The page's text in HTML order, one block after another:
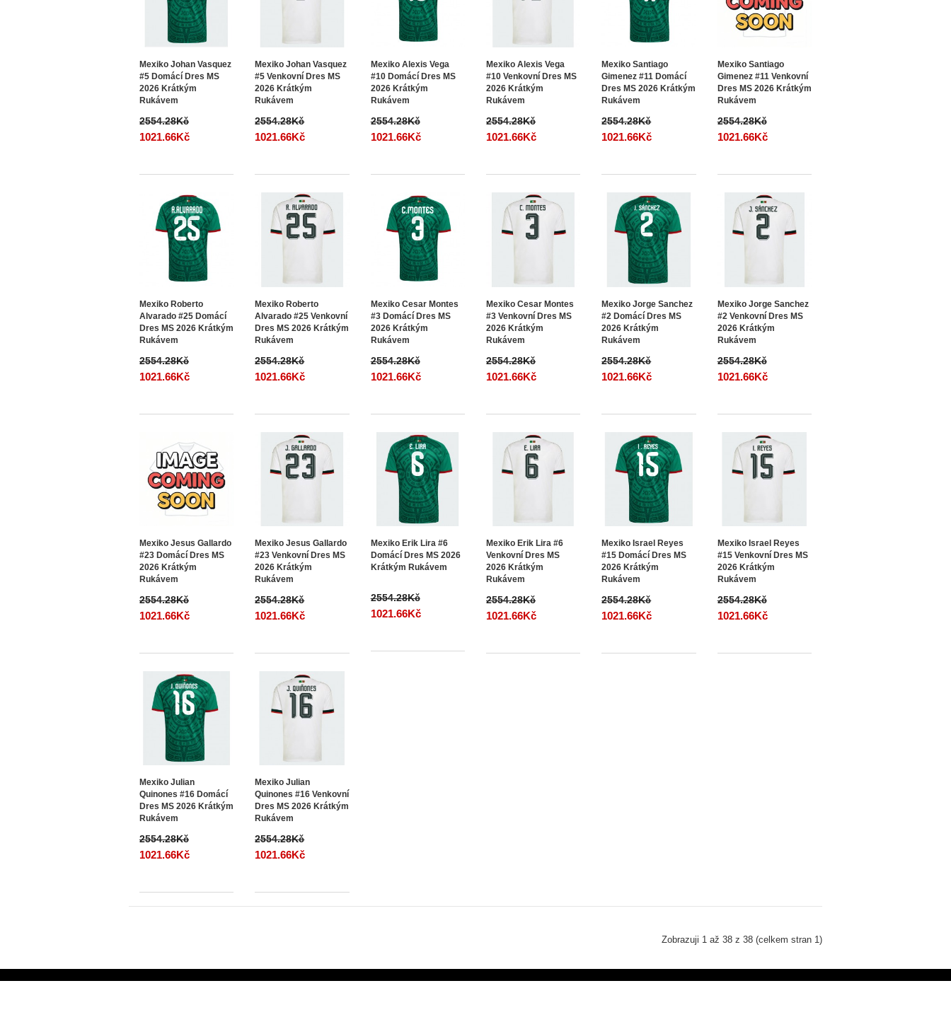
Mexiko Johan Vasquez
#5 Domácí Dres MS
2026 Krátkým
Rukávem
2554.28Kč
1021.66Kč
Mexiko Johan Vasquez
#5 Venkovní Dres MS
2026 Krátkým
Rukávem
2554.28Kč
1021.66Kč
Mexiko Alexis Vega
#10 Domácí Dres MS
2026 Krátkým
Rukávem
2554.28Kč
1021.66Kč
Mexiko Alexis Vega
#10 Venkovní Dres MS
2026 Krátkým
Rukávem
2554.28Kč
1021.66Kč
Mexiko Santiago
Gimenez #11 Domácí
Dres MS 2026 Krátkým
Rukávem
2554.28Kč
1021.66Kč
Mexiko Santiago
Gimenez #11 Venkovní
Dres MS 2026 Krátkým
Rukávem
2554.28Kč
1021.66Kč
Mexiko Roberto
Alvarado #25 Domácí
Dres MS 2026 Krátkým
Rukávem
2554.28Kč
1021.66Kč
Mexiko Roberto
Alvarado #25 Venkovní
Dres MS 2026 Krátkým
Rukávem
2554.28Kč
1021.66Kč
Mexiko Cesar Montes
#3 Domácí Dres MS
2026 Krátkým
Rukávem
2554.28Kč
1021.66Kč
Mexiko Cesar Montes
#3 Venkovní Dres MS
2026 Krátkým
Rukávem
2554.28Kč
1021.66Kč
Mexiko Jorge Sanchez
#2 Domácí Dres MS
2026 Krátkým
Rukávem
2554.28Kč
1021.66Kč
Mexiko Jorge Sanchez
#2 Venkovní Dres MS
2026 Krátkým
Rukávem
2554.28Kč
1021.66Kč
Mexiko Jesus Gallardo
#23 Domácí Dres MS
2026 Krátkým
Rukávem
2554.28Kč
1021.66Kč
Mexiko Jesus Gallardo
#23 Venkovní Dres MS
2026 Krátkým
Rukávem
2554.28Kč
1021.66Kč
Mexiko Erik Lira #6
Domácí Dres MS 2026
Krátkým Rukávem
2554.28Kč
1021.66Kč
Mexiko Erik Lira #6
Venkovní Dres MS
2026 Krátkým
Rukávem
2554.28Kč
1021.66Kč
Mexiko Israel Reyes
#15 Domácí Dres MS
2026 Krátkým
Rukávem
2554.28Kč
1021.66Kč
Mexiko Israel Reyes
#15 Venkovní Dres MS
2026 Krátkým
Rukávem
2554.28Kč
1021.66Kč
Mexiko Julian
Quinones #16 Domácí
Dres MS 2026 Krátkým
Rukávem
2554.28Kč
1021.66Kč
Mexiko Julian
Quinones #16 Venkovní
Dres MS 2026 Krátkým
Rukávem
2554.28Kč
1021.66Kč
Zobrazuji 1 až 38 z 38 (celkem stran 1)